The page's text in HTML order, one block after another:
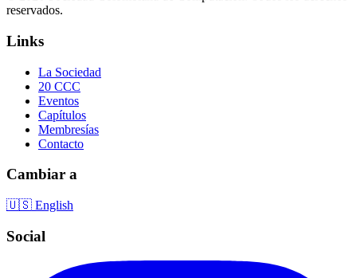
reservados.
Links
La Sociedad
20 CCC
Eventos
Capítulos
Membresías
Contacto
Cambiar a
🇺🇸 English
Social